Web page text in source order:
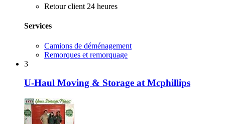
Retour client 24 heures
Services
Camions de déménagement
Remorques et remorquage
3
U-Haul Moving & Storage at Mcphillips